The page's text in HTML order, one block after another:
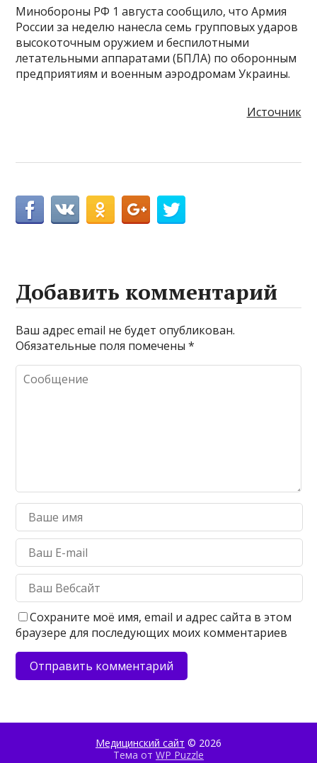
Минобороны РФ 1 августа сообщило, что Армия
России за неделю нанесла семь групповых ударов
высокоточным оружием и беспилотными
летательными аппаратами (БПЛА) по оборонным
предприятиям и военным аэродромам Украины.
Источник
Добавить комментарий
Ваш адрес email не будет опубликован.
Обязательные поля помечены*
Сохраните моё имя, email и адрес сайта в этом
браузере для последующих моих комментариев
Медицинский сайт © 2026
Тема от WP Puzzle